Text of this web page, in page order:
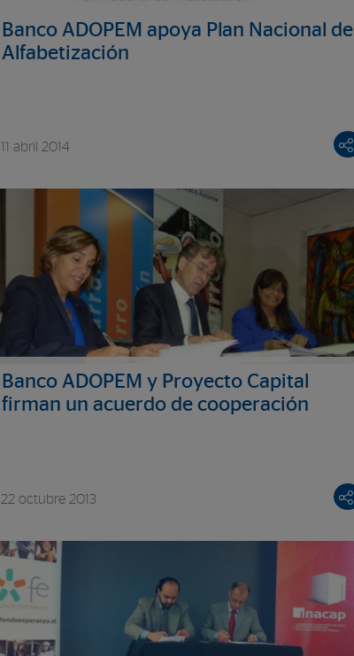
Banco ADOPEM apoya Plan Nacional de
Alfabetización
11 abril 2014
Banco ADOPEM y Proyecto Capital
firman un acuerdo de cooperación
22 octubre 2013